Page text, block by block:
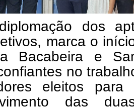
dos
marca o
Bacabeira e
no
eleitos para
das